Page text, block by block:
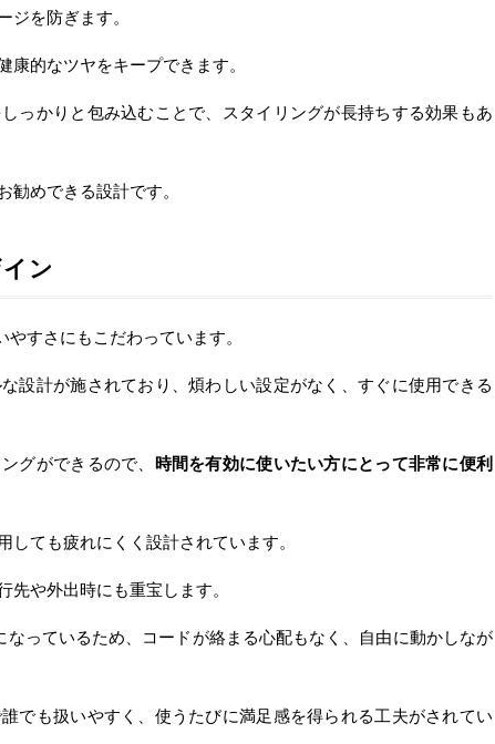
ジを防ぎます。
的なツヤをキープできます。
っかりと包み込むことで、スタイリングが長持ちする効果もあ
勧めできる設計です。
ン
すさにもこだわっています。
設計が施されており、煩わしい設定がなく、すぐに使用できる
グができるので、 時間を有効に使いたい方にとって非常に便利
ても疲れにくく設計されています。
先や外出時にも重宝します。
っているため、コードが絡まる心配もなく、自由に動かしなが
でも扱いやすく、使うたびに満足感を得られる工夫がされてい